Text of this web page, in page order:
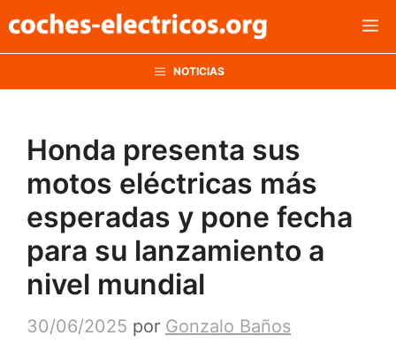
al
NOTICIAS
Honda presenta sus
motos eléctricas más
esperadas y pone fecha
para su lanzamiento a
nivel mundial
30/06/2025 por Gonzalo Baños